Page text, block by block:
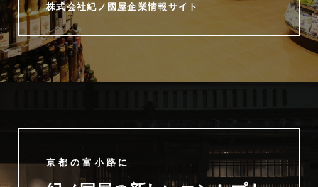
株式会社紀ノ國屋企業情報サイト
京都の富小路に